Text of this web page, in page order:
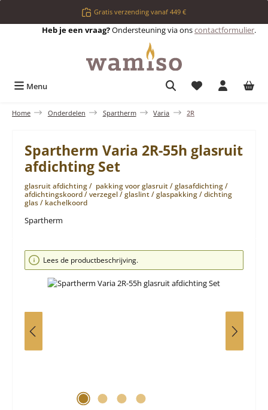
Ga naar de hoofdinhoudGratis verzending vanaf 449 €
Heb je een vraag?Ondersteuning via onscontactformulier.
Menu Je hebt 0 items
Home Onderdelen Spartherm Varia 2R
Spartherm Varia 2R-55h glasruit
afdichting Set
glasruit afdichting / pakking voor glasruit / glasafdichting /
afdichtingskoord / verzegel / glaslint / glaspakking / dichting
glas / kachelkoord
Spartherm
Afbeeldingengalerij overslaan
Lees de productbeschrijving.